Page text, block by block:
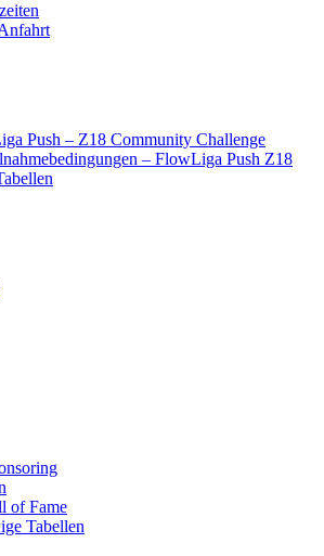
Push – Z18 Community Challenge
– FlowLiga Push Z18
of Fame
Tabellen